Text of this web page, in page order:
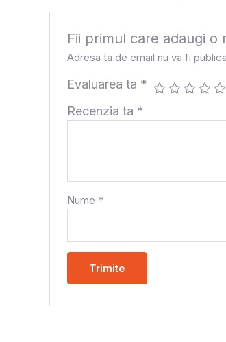
Fii primul care adaugi o
Adresa ta de email nu va fi
Evaluarea ta *
Recenzia ta *
Nume *